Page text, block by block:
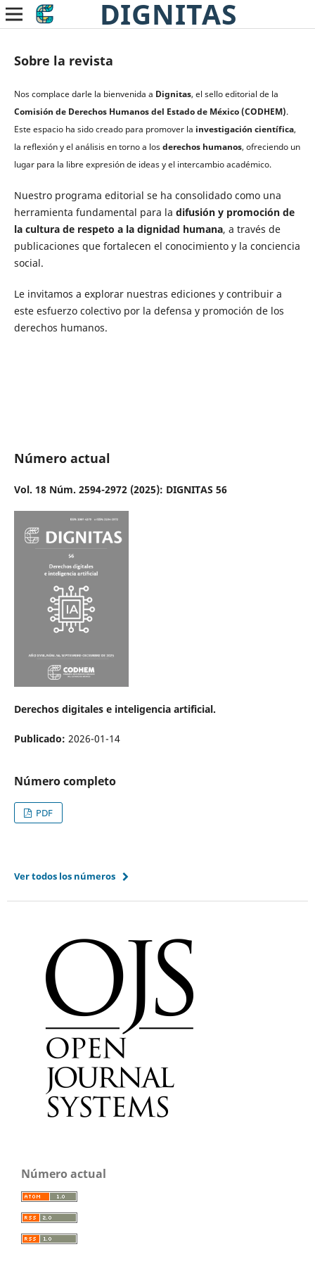
DIGNITAS
Sobre la revista
Nos complace darle la bienvenida a Dignitas, el sello editorial de la
Comisión de Derechos Humanos del Estado de México (CODHEM).
Este espacio ha sido creado para promover la investigación científica,
la reflexión y el análisis en torno a losderechos humanos, ofreciendo un
lugar para la libre expresión de ideas y el intercambio académico.
Nuestro programa editorial se ha consolidado como una
herramienta fundamental para la difusión y promoción de
la cultura de respeto a la dignidad humana, a través de
publicaciones que fortalecen el conocimiento y la conciencia
social.
Le invitamos a explorar nuestras ediciones y contribuir a
este esfuerzo colectivo por la defensa y promoción de los
derechos humanos.
Número actual
Vol. 18 Núm. 2594-2972 (2025): DIGNITAS 56
Derechos digitales e inteligencia artificial.
Publicado: 2026-01-14
Número completo
PDF
Ver todos los números
Número actual